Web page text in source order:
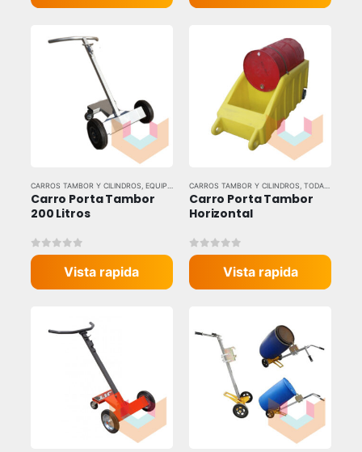
CARROS TAMBOR Y CILINDROS EQUIPOS DE CARGA Y LEVANTE
Carro Porta Tambor
200 Litros
0out of 5
Vista rapida
CARROS TAMBOR Y CILINDROS TODAS LAS MARCAS
Carro Porta Tambor
Horizontal
0out of 5
Vista rapida